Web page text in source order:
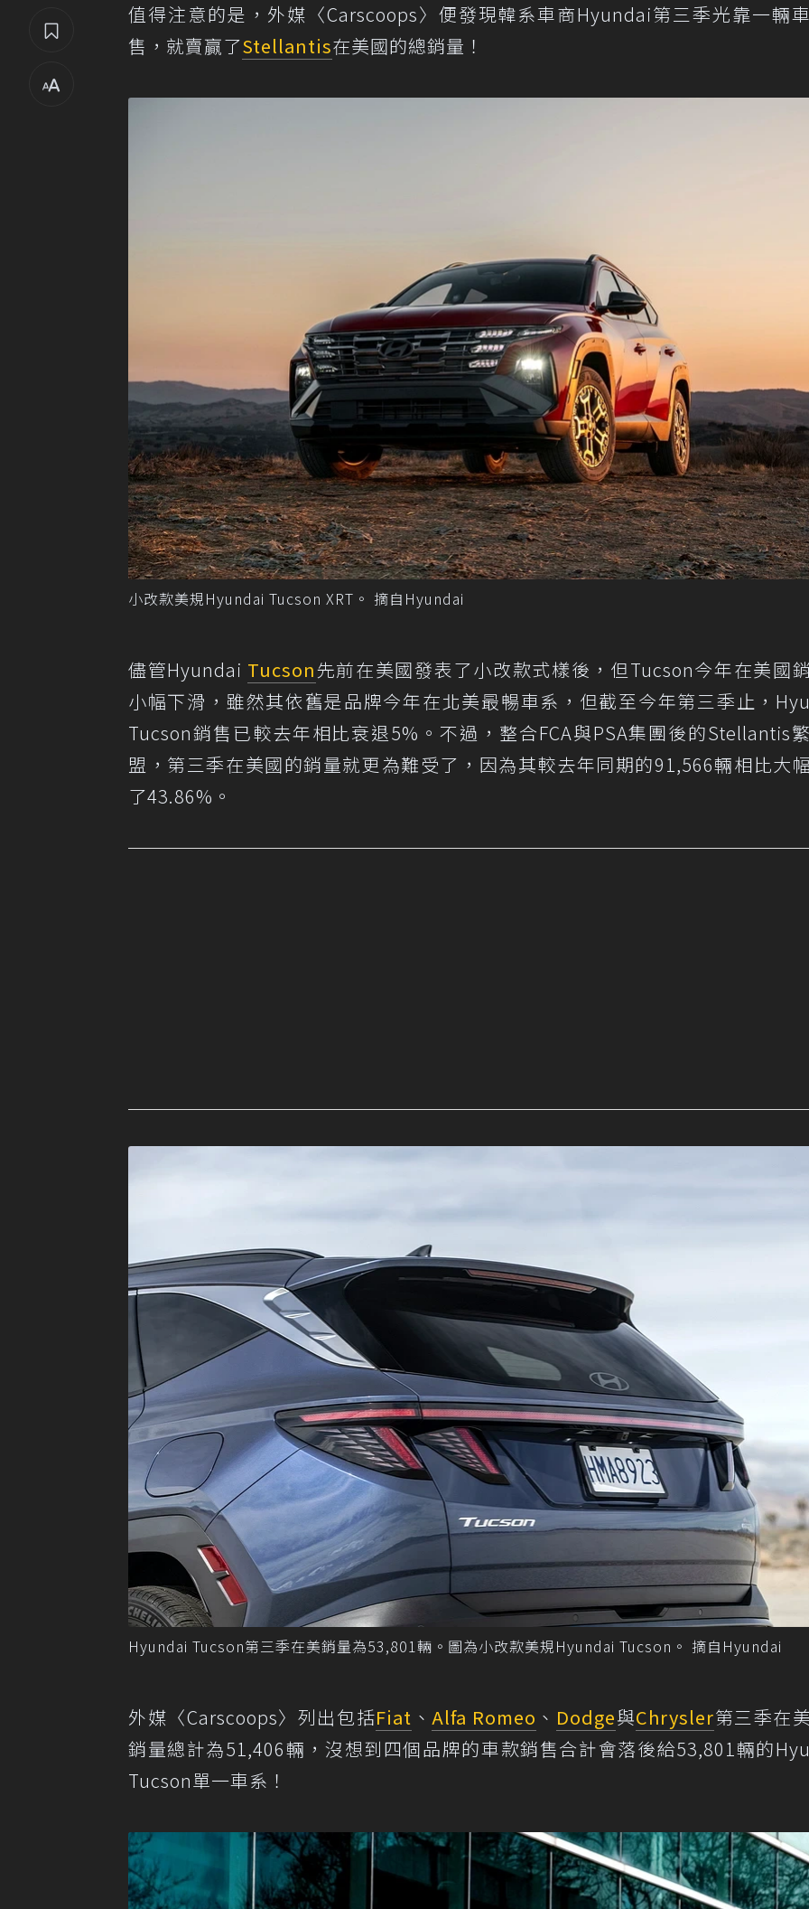
值得注意的是，外媒〈Carscoops〉便發現韓系車商Hyundai第三季光靠一輛
售，就賣贏了Stellantis在美國的總銷量！
小改款美規Hyundai Tucson XRT。 摘自Hyundai
儘管Hyundai Tucson先前在美國發表了小改款式樣後，但Tucson今年在美國
小幅下滑，雖然其依舊是品牌今年在北美最暢車系，但截至今年第三季止，
Tucson銷售已較去年相比衰退5%。不過，整合FCA與PSA集團後的Stellantis
盟，第三季在美國的銷量就更為難受了，因為其較去年同期的91,566輛相比大
了43.86%。
Hyundai Tucson第三季在美銷量為53,801輛。圖為小改款美規Hyundai Tucson。 摘自Hyundai
外媒〈Carscoops〉列出包括Fiat 、Alfa Romeo 、 Dodge與Chrysler第三季在
銷量總計為51,406輛，沒想到四個品牌的車款銷售合計會落後給53,801輛的
Tucson單一車系！